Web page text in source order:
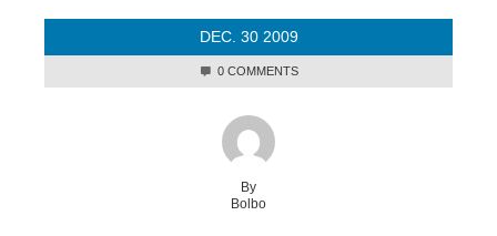
DEC. 30 2009
0 COMMENTS
By
Bolbo